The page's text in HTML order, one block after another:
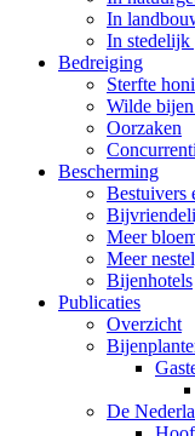
In
In stedelijk
Bedreiging
Sterfte
Wilde
Oorzaken
Bescherming
Bestuivers
Meer
Meer
Bijenhotels
Publicaties
Overzicht
De